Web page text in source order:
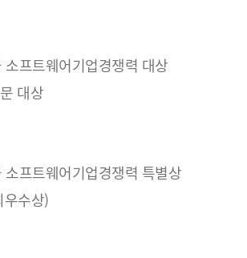
프트웨어기업경쟁력 대상
대상
프트웨어기업경쟁력 특별상
수상)